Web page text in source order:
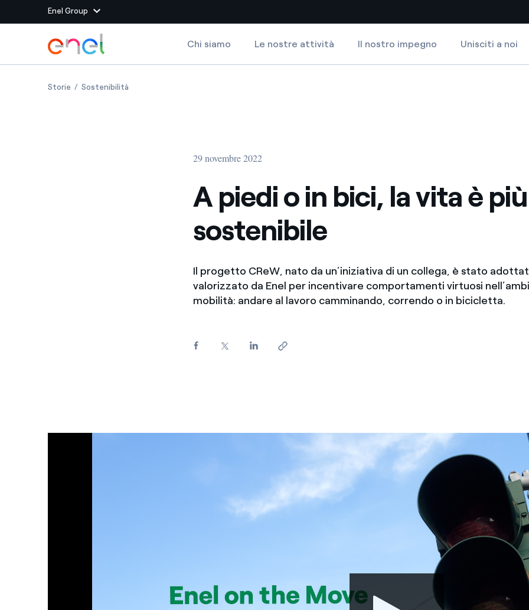
Enel Group
Siti del Gruppo
con l'Innovability®
Massimizziamo la creazione di valore grazie al
rapporto con i nostri fornitori
Sosteniamo le iniziative delle organizzazioni non
Raccontiamo la storia dell'elettricità in Italia
Siti Paese
Colombia
Messico
Nord America
Vai al contenuto principale
Chi siamo Le nostre attività Il nostro impegno Unisciti a noi
StorieA piedi o in bici, la vita è più sostenibile
Sostenibilità
29 novembre 2022
A piedi o in bici, la vita è più
sostenibile
Il progetto CReW, nato da un’iniziativa di un collega, è stato
valorizzato da Enel per incentivare comportamenti virtuosi
mobilità: andare al lavoro camminando, correndo o in bicicletta.